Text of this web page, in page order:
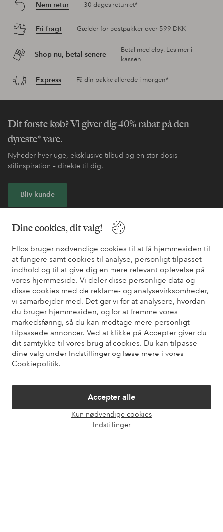
Dine cookies, dit valg!
Ellos bruger nødvendige cookies til at få hjemmesiden til
at fungere samt cookies til analyse, personligt tilpasset
indhold og til at give dig en mere relevant oplevelse på
vores hjemmeside. Vi deler disse personlige data og
disse cookies med de reklame- og analysevirksomheder,
vi samarbejder med. Det gør vi for at analysere, hvordan
du bruger hjemmesiden, og for at fremme vores
markedsføring, så du kan modtage mere personligt
tilpassede annoncer. Ved at klikke på Accepter giver du
dit samtykke til vores brug af cookies. Du kan tilpasse
dine valg under Indstillinger og læse mere i vores
Cookiepolitik.
Accepter alle
Kun nødvendige cookies
Indstillinger
Nem retur 30 dages returret*
Fri fragt Gælder for postpakker over 599 DKK
Shop nu, betal senere
Betal med elpy. Les mer i
kassen.
Express Få din pakke allerede i morgen*
Dit første køb? Vi giver dig 40% rabat på den
dyreste* vare.
Nyheder hver uge, eksklusive tilbud og en stor dosis
stilinspiration – direkte til dig.
Bliv kunde
Har du brug for hjælp?
Du kan finde svar på de oftest stillede spørgsmål i vores FAQ.
Du kan også finde oplysninger om, hvordan du kontakter os.
Kundeservice Bestilling Betalingsmåde
Mine sider